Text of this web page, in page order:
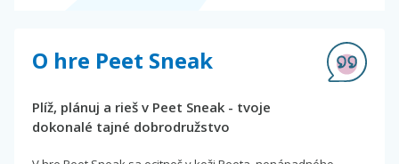
O hre Peet Sneak
Plíž, plánuj a rieš v Peet Sneak - tvoje
dokonalé tajné dobrodružstvo